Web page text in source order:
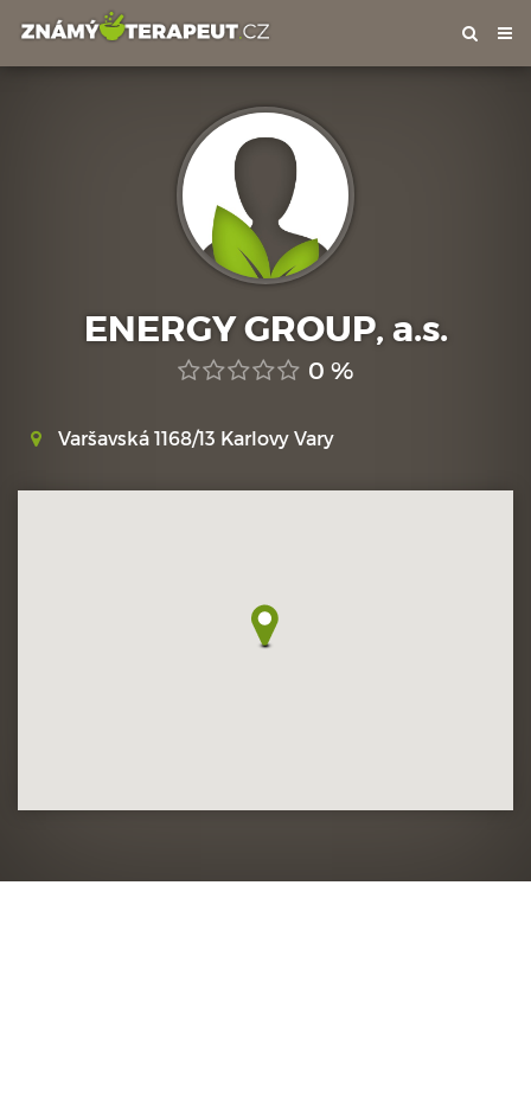
ENERGY GROUP, a.s.
0 %
Varšavská 1168/13 Karlovy Vary